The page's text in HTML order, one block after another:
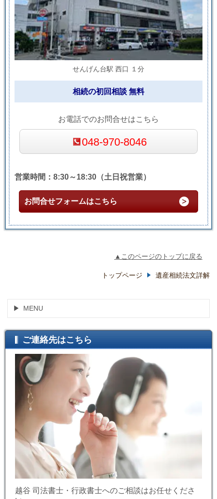
せんげん台駅 西口 １分
相続の初回相談 無料
お電話でのお問合せはこちら
048-970-8046
営業時間：8:30～18:30（土日祝営業）
お問合せフォームはこちら
▲このページのトップに戻る
トップページ 遺産相続法文詳解
MENU
ご連絡先はこちら
越谷 司法書士・行政書士へのご相談はお任せくださ